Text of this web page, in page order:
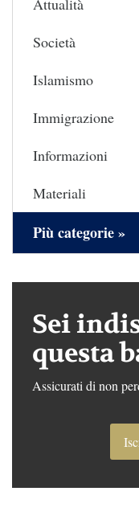
Società
Islamismo
Immigrazione
Informazioni
Materiali
Più categorie »
Sei
questa
Assicurati di non